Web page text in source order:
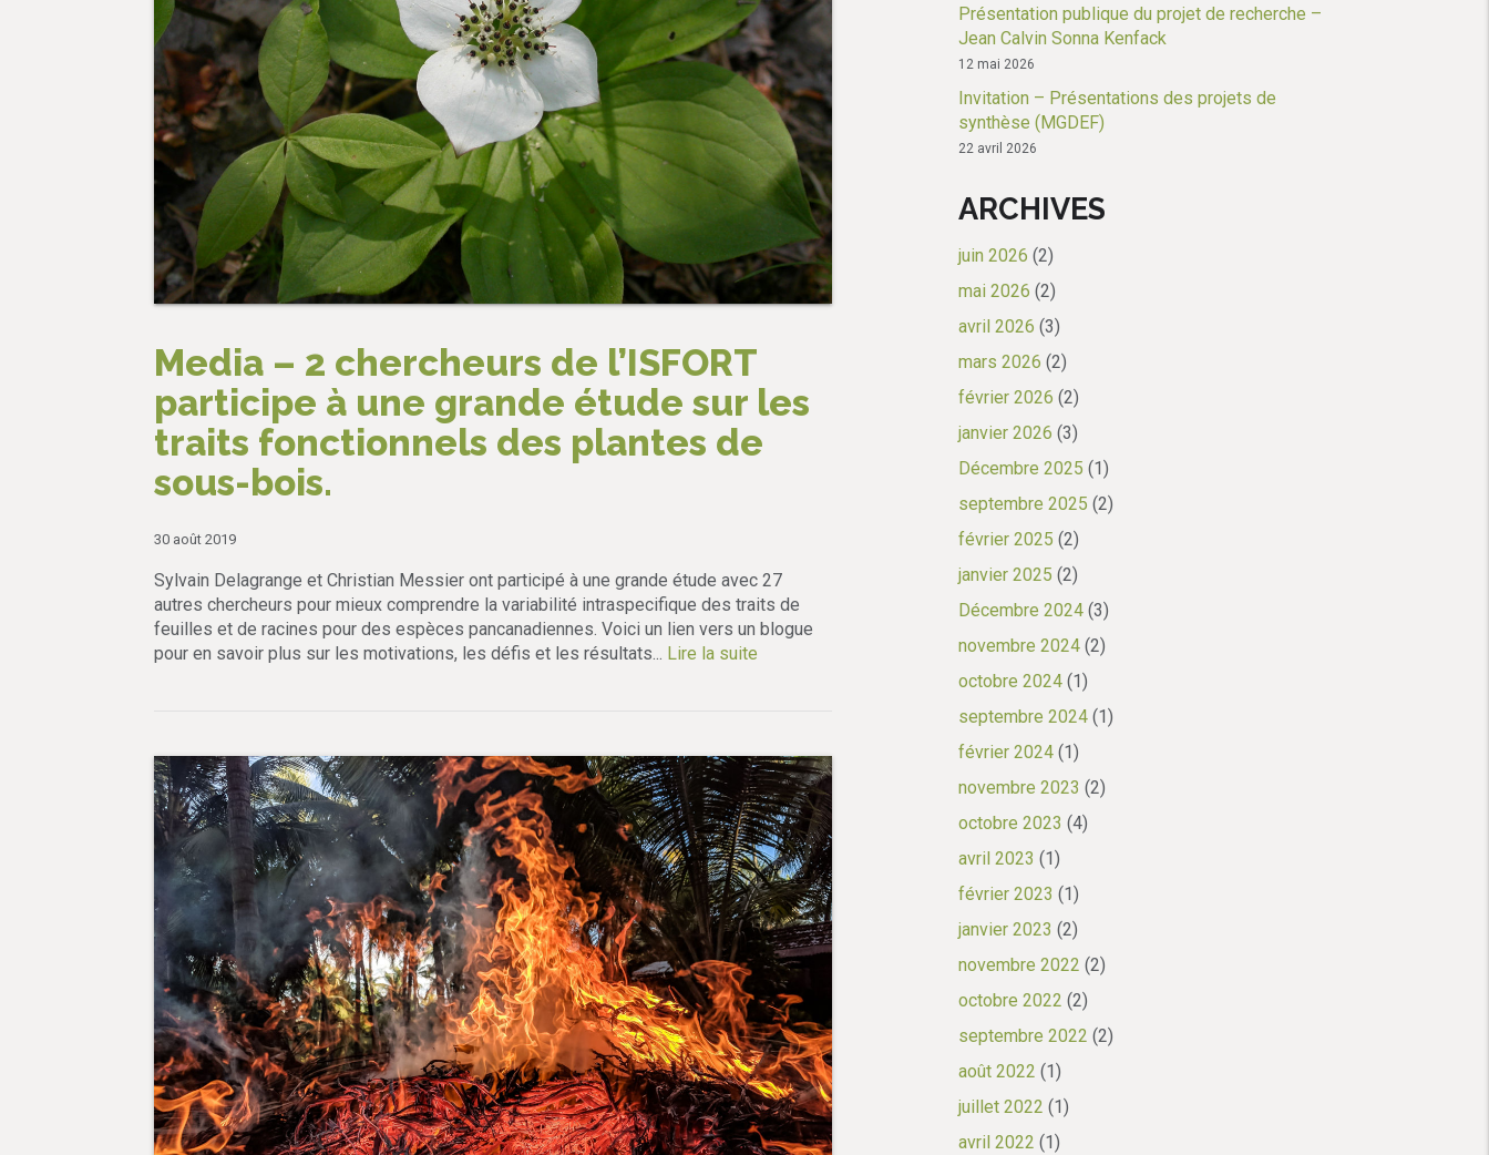
Media – 2 chercheurs de l’ISFORT
participe à une grande étude sur les
traits fonctionnels des plantes de
sous-bois.
30 août 2019
Sylvain Delagrange et Christian Messier ont participé à une grande étude avec 27
autres chercheurs pour mieux comprendre la variabilité intraspecifique des traits de
feuilles et de racines pour des espèces pancanadiennes. Voici un lien vers un blogue
pour en savoir plus sur les motivations, les défis et les résultats... Lire la suite
Présentation publique du projet de recherche –
Jean Calvin Sonna Kenfack
12 mai 2026
Invitation – Présentations des projets de
synthèse (MGDEF)
22 avril 2026
ARCHIVES
juin 2026 (2)
mai 2026 (2)
avril 2026 (3)
mars 2026 (2)
février 2026 (2)
janvier 2026 (3)
Décembre 2025 (1)
septembre 2025 (2)
février 2025 (2)
janvier 2025 (2)
Décembre 2024(3)
novembre 2024(2)
octobre 2024(1)
septembre 2024(1)
février 2024(1)
novembre 2023 (2)
octobre 2023 (4)
avril 2023 (1)
février 2023 (1)
janvier 2023 (2)
novembre 2022 (2)
octobre 2022 (2)
septembre 2022 (2)
août 2022 (1)
juillet 2022 (1)
avril 2022 (1)